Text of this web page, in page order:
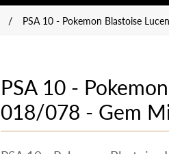
/ PSA 10 - Pokemon Blastoise
PSA 10 -
018/078 - Gem